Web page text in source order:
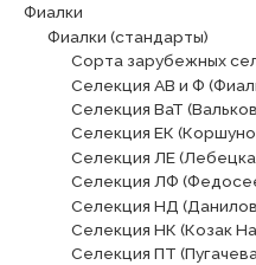
Фиалки
Фиалки (стандарты)
Сорта зарубежных
Селекция АВ и Ф
Селекция ВаТ
Селекция ЕК
Селекция ЛЕ
Селекция ЛФ
Селекция НД
Селекция НК (Козак
Селекция ПТ